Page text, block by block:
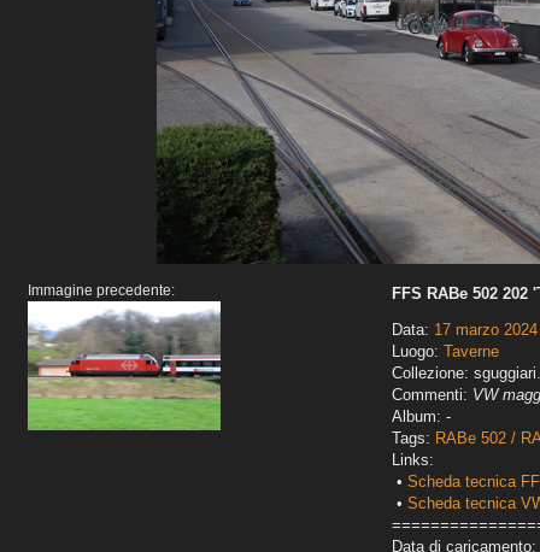
Immagine precedente:
FFS RABe 502 202
Data: 17 marzo 2024
Luogo: Taverne
Collezione:
Commenti: VW
Album: -
Tags: RABe 502 /
Links:
• Scheda tecnica
• Scheda tecnica
Data di